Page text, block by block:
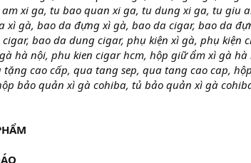
xi ga, tu bao quan xi ga, tu dung xi ga, tu giu
xì gà, bao da đựng xì gà, bao da cigar, bao da
bao da dung cigar, phụ kiện xì gà, phụ kiện
hà nội, phu kien cigar hcm, hộp giữ ẩm xì gà
cao cấp, qua tang sep, qua tang cao cap,
bảo quản xì gà cohiba, tủ bảo quản xì gà